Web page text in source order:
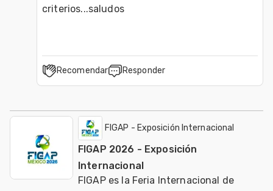
criterios...saludos
Recomendar Responder
FIGAP - Exposición Internacional
FIGAP 2026 - Exposición
Internacional
FIGAP es la Feria Internacional de